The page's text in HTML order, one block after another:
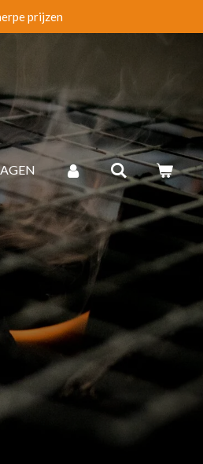
prijzen